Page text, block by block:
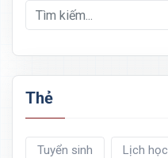
Thẻ
Tuyển sinh Lịch học